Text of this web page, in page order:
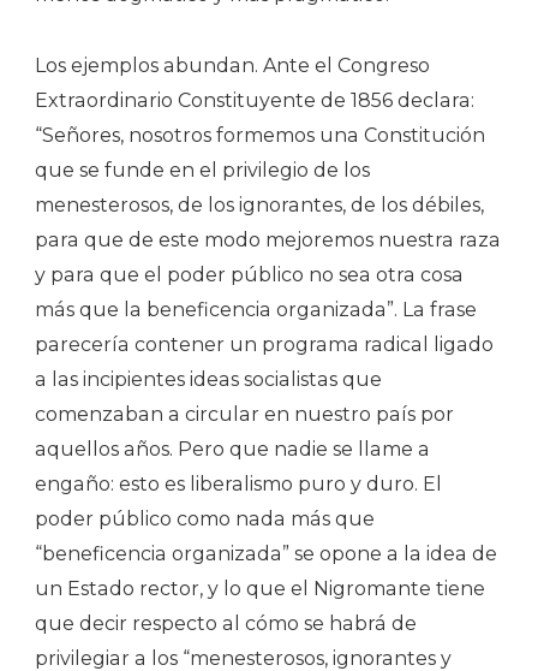
Los ejemplos abundan. Ante el Congreso
Extraordinario Constituyente de 1856 declara:
“Señores, nosotros formemos una Constitución
que se funde en el privilegio de los
menesterosos, de los ignorantes, de los débiles,
para que de este modo mejoremos nuestra raza
y para que el poder público no sea otra cosa
más que la beneficencia organizada”. La frase
parecería contener un programa radical ligado
a las incipientes ideas socialistas que
comenzaban a circular en nuestro país por
aquellos años. Pero que nadie se llame a
engaño: esto es liberalismo puro y duro. El
poder público como nada más que
“beneficencia organizada” se opone a la idea de
un Estado rector, y lo que el Nigromante tiene
que decir respecto al cómo se habrá de
privilegiar a los “menesterosos, ignorantes y